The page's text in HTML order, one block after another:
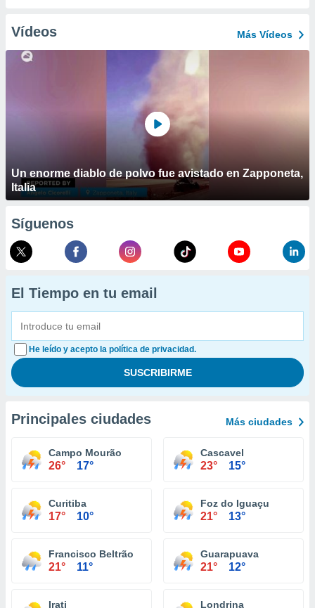
Vídeos Más Vídeos
Un enorme diablo de polvo fue avistado en Zapponeta,
Italia
Síguenos
El Tiempo en tu email
He leído y acepto la política de privacidad.
Principales ciudades Más ciudades
Campo Mourão
26° 17°
Cascavel
23° 15°
Curitiba
17° 10°
Foz do Iguaçu
21° 13°
Francisco Beltrão
21° 11°
Guarapuava
21° 12°
Irati Londrina